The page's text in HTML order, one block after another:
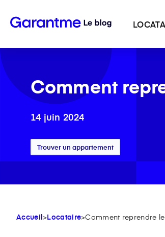
Comment
14 juin 2024
Trouver un appartement
Accueil>Locataire>Comment reprendre